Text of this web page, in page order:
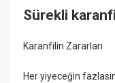
Sürekli
Karanfilin Zararları
Her yiyeceğin